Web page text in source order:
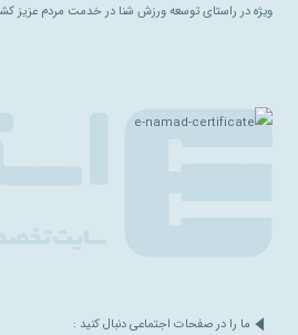
ویژه در راستای توسعه ورزش شنا در خدمت مردم عزیز
ما را در صفحات اجتماعی دنبال کنید :